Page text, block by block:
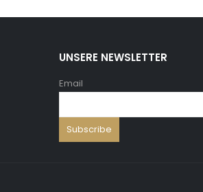
UNSERE NEWSLETTER
Email